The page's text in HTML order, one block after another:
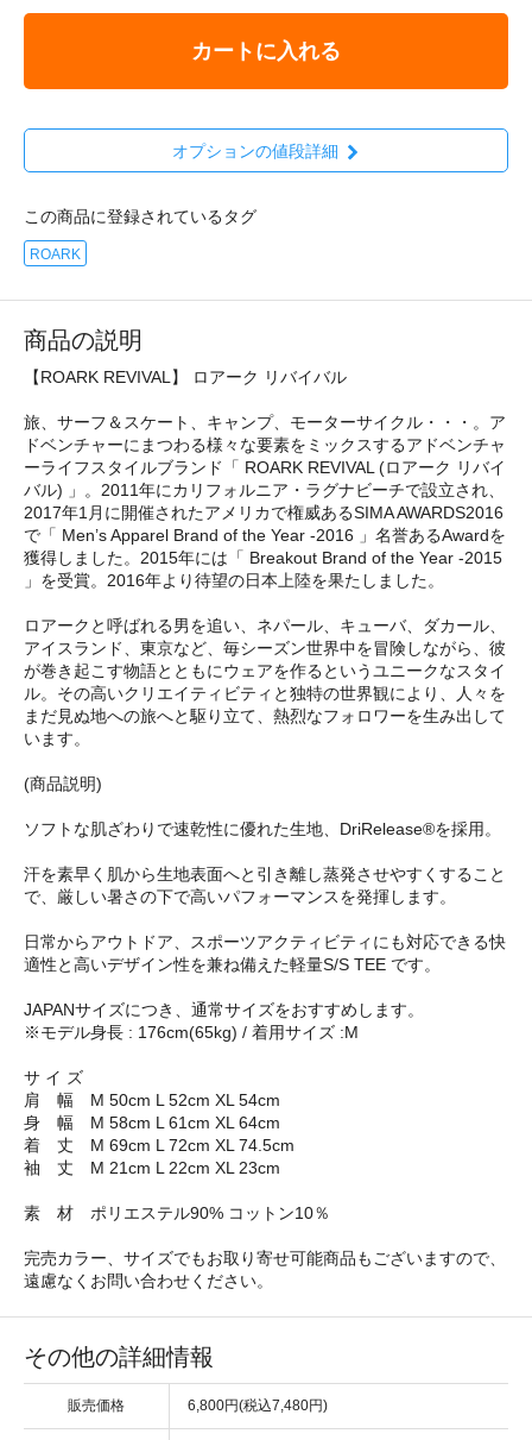
カートに入れる
オプションの値段詳細
この商品に登録されているタグ
ROARK
商品の説明
【ROARK REVIVAL】 ロアーク リバイバル
旅、サーフ＆スケート、キャンプ、モーターサイクル・・・。ア
ドベンチャーにまつわる様々な要素をミックスするアドベンチャ
ーライフスタイルブランド「 ROARK REVIVAL (ロアーク リバイ
バル) 」。2011年にカリフォルニア・ラグナビーチで設立され、
2017年1月に開催されたアメリカで権威あるSIMA AWARDS2016
で「 Men’s Apparel Brand of the Year -2016 」名誉あるAwardを
獲得しました。2015年には「 Breakout Brand of the Year -2015
」を受賞。2016年より待望の日本上陸を果たしました。
ロアークと呼ばれる男を追い、ネパール、キューバ、ダカール、
アイスランド、東京など、毎シーズン世界中を冒険しながら、彼
が巻き起こす物語とともにウェアを作るというユニークなスタイ
ル。その高いクリエイティビティと独特の世界観により、人々を
まだ見ぬ地への旅へと駆り立て、熱烈なフォロワーを生み出して
います。
(商品説明)
ソフトな肌ざわりで速乾性に優れた生地、DriRelease®を採用。
汗を素早く肌から生地表面へと引き離し蒸発させやすくすること
で、厳しい暑さの下で高いパフォーマンスを発揮します。
日常からアウトドア、スポーツアクティビティにも対応できる快
適性と高いデザイン性を兼ね備えた軽量S/S TEE です。
JAPANサイズにつき、通常サイズをおすすめします。
※モデル身長 : 176cm(65kg) / 着用サイズ :M
サ イ ズ
肩 幅 M 50cm L 52cm XL 54cm
身 幅 M 58cm L 61cm XL 64cm
着 丈 M 69cm L 72cm XL 74.5cm
袖 丈 M 21cm L 22cm XL 23cm
素 材 ポリエステル90% コットン10％
完売カラー、サイズでもお取り寄せ可能商品もございますので、
遠慮なくお問い合わせください。
その他の詳細情報
販売価格 6,800円(税込7,480円)